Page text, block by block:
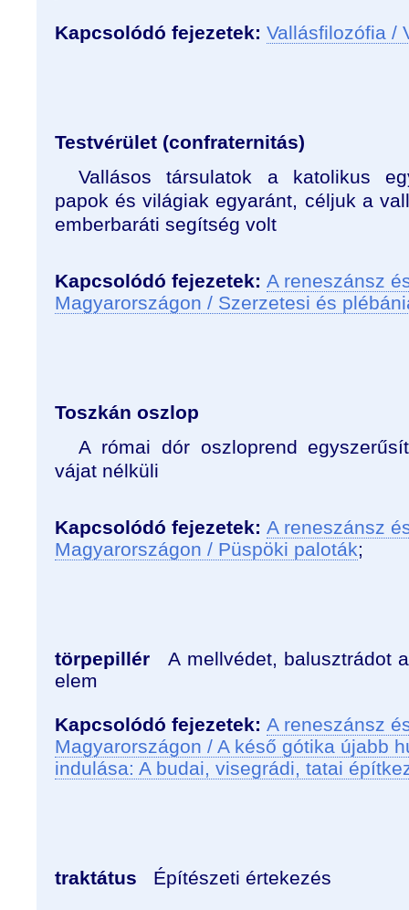
Kapcsolódó fejezetek: Vallásfilozófia /
Testvérület (confraternitás)
Vallásos társulatok a katolikus
papok és világiak egyaránt, céljuk a
emberbaráti segítség volt
Kapcsolódó fejezetek: A reneszánsz
Magyarországon / Szerzetesi és
Toszkán oszlop
A római dór oszloprend
vájat nélküli
Kapcsolódó fejezetek: A reneszánsz
Magyarországon / Püspöki paloták;
törpepillér A mellvédet, balusztrádot
elem
Kapcsolódó fejezetek: A reneszánsz
Magyarországon / A késő gótika újabb
indulása: A budai, visegrádi, tatai
traktátus Építészeti értekezés